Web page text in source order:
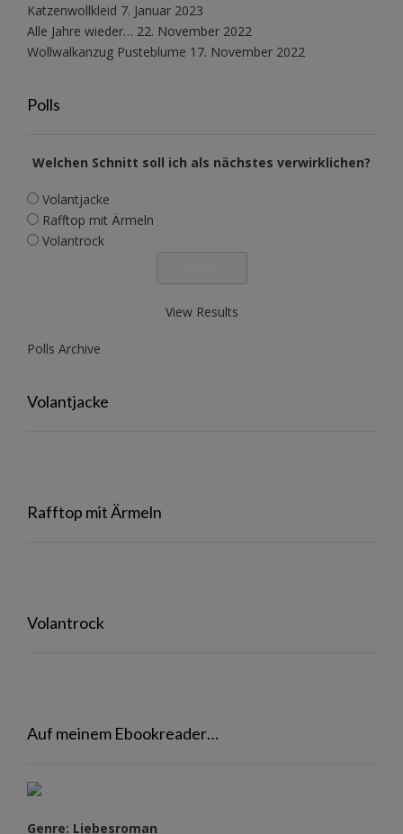
Katzenwollkleid 7. Januar 2023
Alle Jahre wieder… 22. November 2022
Wollwalkanzug Pusteblume 17. November 2022
Polls
Welchen Schnitt soll ich als nächstes verwirklichen?
Volantjacke
Rafftop mit Ärmeln
Volantrock
View Results
Polls Archive
Volantjacke
Rafftop mit Ärmeln
Volantrock
Auf meinem Ebookreader…
Genre: Liebesroman